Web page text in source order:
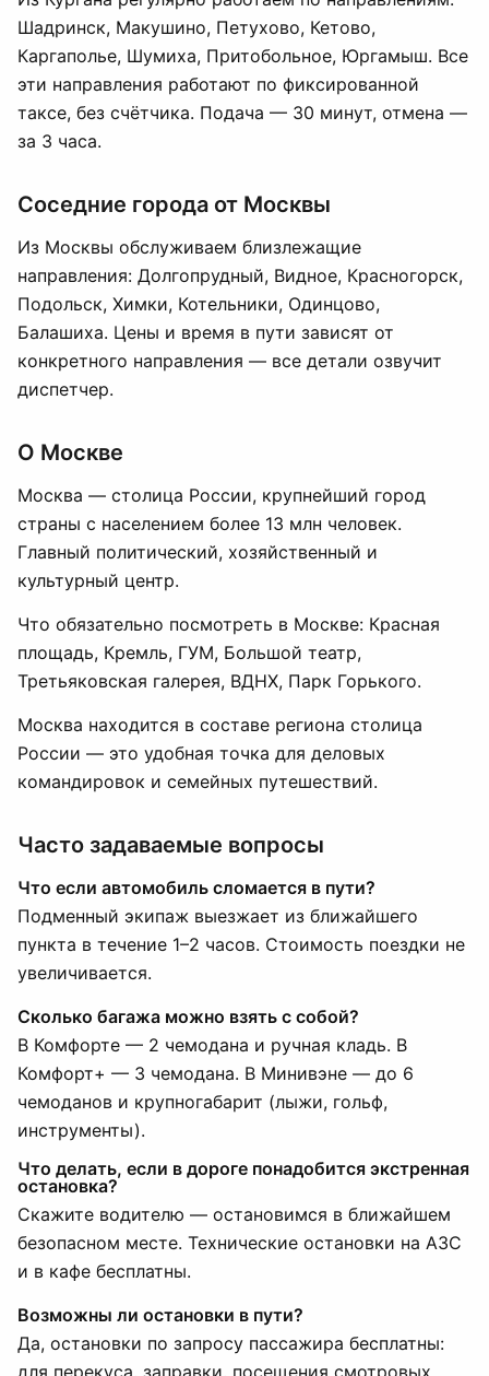
Шадринск, Макушино, Петухово, Кетово,
Каргаполье, Шумиха, Притобольное, Юргамыш. Все
эти направления работают по фиксированной
таксе, без счётчика. Подача — 30 минут, отмена —
за 3 часа.
Соседние города от Москвы
Из Москвы обслуживаем близлежащие
направления: Долгопрудный, Видное, Красногорск,
Подольск, Химки, Котельники, Одинцово,
Балашиха. Цены и время в пути зависят от
конкретного направления — все детали озвучит
диспетчер.
О Москве
Москва — столица России, крупнейший город
страны с населением более 13 млн человек.
Главный политический, хозяйственный и
культурный центр.
Что обязательно посмотреть в Москве: Красная
площадь, Кремль, ГУМ, Большой театр,
Третьяковская галерея, ВДНХ, Парк Горького.
Москва находится в составе региона столица
России — это удобная точка для деловых
командировок и семейных путешествий.
Часто задаваемые вопросы
Что если автомобиль сломается в пути?
Подменный экипаж выезжает из ближайшего
пункта в течение 1–2 часов. Стоимость поездки не
увеличивается.
Сколько багажа можно взять с собой?
В Комфорте — 2 чемодана и ручная кладь. В
Комфорт+ — 3 чемодана. В Минивэне — до 6
чемоданов и крупногабарит (лыжи, гольф,
инструменты).
Что делать, если в дороге понадобится экстренная
остановка?
Скажите водителю — остановимся в ближайшем
безопасном месте. Технические остановки на АЗС
и в кафе бесплатны.
Возможны ли остановки в пути?
Да, остановки по запросу пассажира бесплатны:
для перекуса, заправки, посещения смотровых